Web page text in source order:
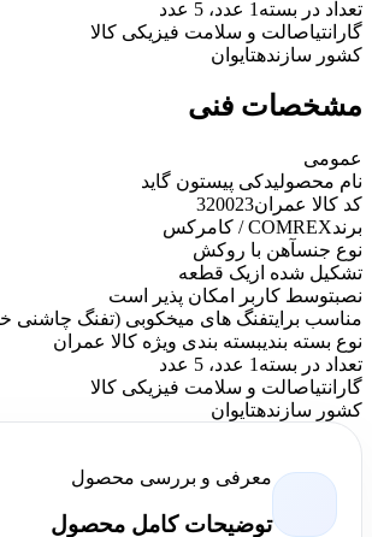
تعداد در بسته 1 عدد، 5 عدد
گارانتیاصالت و سلامت فیزیکی کالا
کشور سازندهتایوان
مشخصات فنی
عمومی
نام محصولیدکی پیستون گاید
کد کالا عمران320023
برندCOMREX / کامرکس
نوع جنسآهن با روکش
تشکیل شده از یک قطعه
نصبتوسط کاربر امکان پذیر است
مناسب برایتفنگ های میخکوبی (تفنگ چاشنی
نوع بسته بندیبسته بندی ویژه کالا عمران
تعداد در بسته 1 عدد، 5 عدد
گارانتیاصالت و سلامت فیزیکی کالا
کشور سازندهتایوان
معرفی و بررسی محصول
توضیحات کامل محصول